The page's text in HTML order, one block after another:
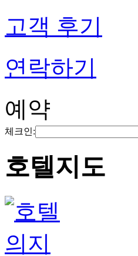
고객 후기
연락하기
예약
체크인:
호텔지도